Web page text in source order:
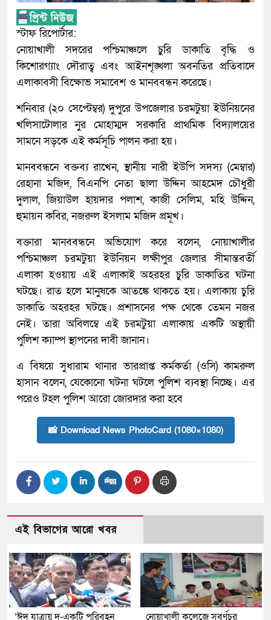
স্টাফ রিপোর্টার:
নোয়াখালী সদরের পশ্চিমাঞ্চলে চুরি ডাকাতি বৃদ্ধি ও
কিশোরগ্যাং দৌরাত্ব এবং আইনশৃঙ্খলা অবনতির প্রতিবাদে
এলাকাবসী বিক্ষোভ সমাবেশ ও মানববন্ধন করেছে।
শনিবার (২০ সেপ্টেম্বর) দুপুরে উপজেলার চরমটুয়া ইউনিয়নের
খলিসাটোলার নুর মোহাম্মদ সরকারি প্রাথমিক বিদ্যালয়ের
সামনে সড়কে এই কর্মসূচি পালন করা হয়।
মানববন্ধনে বক্তব্য রাখেন, স্থানীয় নারী ইউপি সদস্য (মেম্বার)
রেহানা মজিদ, বিএনপি নেতা ছালা উদ্দিন আহমেদ চৌধুরী
দুলাল, জিয়াউল হায়দার পলাশ, কাজী সেলিম, মহি উদ্দিন,
হুমায়ন কবির, নজরুল ইসলাম মজিদ প্রমূখ।
বক্তারা মানববন্ধনে অভিযোগ করে বলেন, নোয়াখালীর
পশ্চিমাঞ্চল চরমটুয়া ইউনিয়ন লক্ষীপুর জেলার সীমান্তবর্তী
এলাকা হওয়ায় এই এলাকাই অহরহর চুরি ডাকাতির ঘটনা
ঘটছে। রাত হলে মানুষকে আতঙ্কে থাকতে হয়। এলাকায় চুরি
ডাকাতি অহরহর ঘটছে। প্রশাসনের পক্ষ থেকে তেমন নজর
নেই। তারা অবিলম্বে এই চরমটুয়া এলাকায় একটি অস্থায়ী
পুলিশ ক্যাম্প স্থাপনের দাবী জানান।
এ বিষয়ে সুধারাম থানার ভারপ্রাপ্ত কর্মকর্তা (ওসি) কামরুল
হাসান বলেন, যেকোনো ঘটনা ঘটলে পুলিশ ব্যবস্থা নিচ্ছে। এর
পরেও টহল পুলিশ আরো জোরদার করা হবে
📸 Download News PhotoCard (1080×1080)
এই বিভাগের আরো খবর
‘ঈদ যাত্রায় দু-একটি পরিবহন নোয়াখালী কলেজে সুবর্ণচর